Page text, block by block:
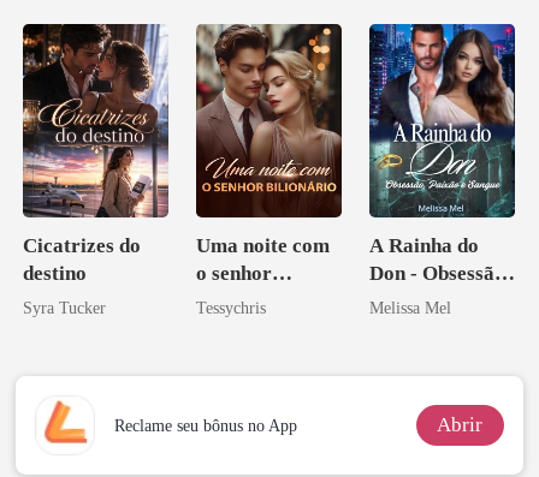
Marcada
Cicatrizes do
destino
Syra Tucker
Uma noite com
o senhor
Bilionário
Tessychris
A Rainha do
Don - Obsessão,
Paixão e Sangue
Melissa Mel
Reclame seu bônus no App Abrir